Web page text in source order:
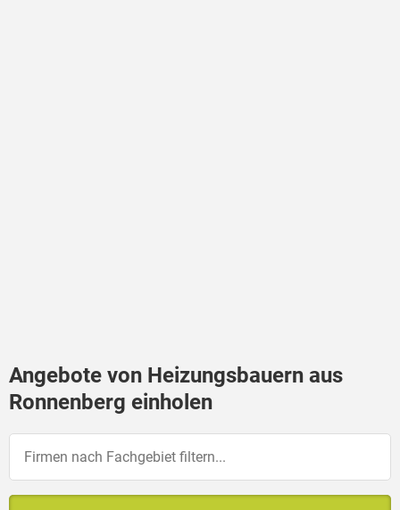
Angebote von Heizungsbauern aus
Ronnenberg einholen